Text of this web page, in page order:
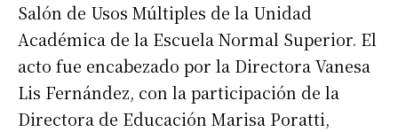
Salón de Usos Múltiples de la Unidad
Académica de la Escuela Normal Superior. El
acto fue encabezado por la Directora Vanesa
Lis Fernández, con la participación de la
Directora de Educación Marisa Poratti,